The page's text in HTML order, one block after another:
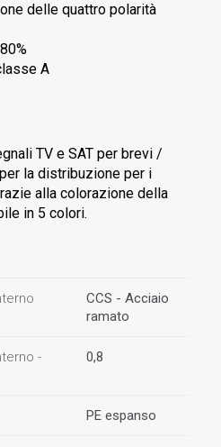
delle quattro polarità
A
TV e SAT per brevi /
la distribuzione per i
alla colorazione della
in 5 colori.
CCS - Acciaio
ramato
-
0,8
PE espanso